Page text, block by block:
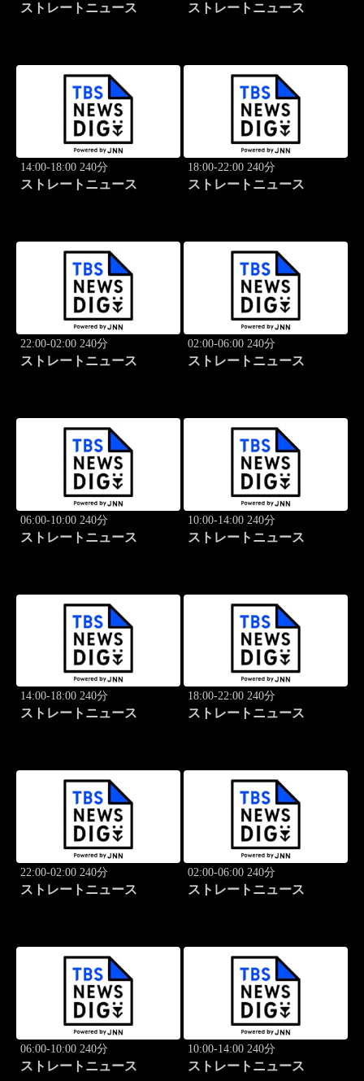
ストレートニュース ストレートニュース
14:00-18:00 240分
ストレートニュース
18:00-22:00 240分
ストレートニュース
22:00-02:00 240分
ストレートニュース
02:00-06:00 240分
ストレートニュース
06:00-10:00 240分
ストレートニュース
10:00-14:00 240分
ストレートニュース
14:00-18:00 240分
ストレートニュース
18:00-22:00 240分
ストレートニュース
22:00-02:00 240分
ストレートニュース
02:00-06:00 240分
ストレートニュース
06:00-10:00 240分
ストレートニュース
10:00-14:00 240分
ストレートニュース